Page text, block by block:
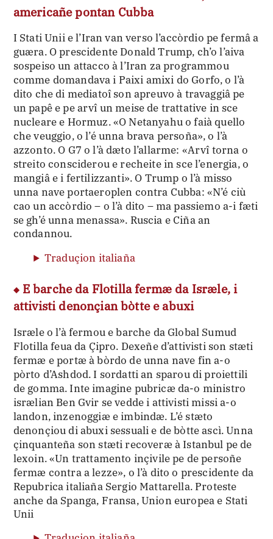
americañe pontan Cubba
I Stati Unii e l’Iran van verso l’accòrdio pe fermâ a
guæra. O prescidente Donald Trump, ch’o l’aiva
sospeiso un attacco à l’Iran za programmou
comme domandava i Paixi amixi do Gorfo, o l’à
dito che di mediatoî son apreuvo à travaggiâ pe
un papê e pe arvî un meise de trattative in sce
nucleare e Hormuz. «O Netanyahu o faià quello
che veuggio, o l’é unna brava persoña», o l’à
azzonto. O G7 o l’à dæto l’allarme: «Arvî torna o
streito consciderou e recheite in sce l’energia, o
mangiâ e i fertilizzanti». O Trump o l’à misso
unna nave portaeroplen contra Cubba: «N’é ciù
cao un accòrdio – o l’à dito – ma passiemo a-i fæti
se gh’é unna menassa». Ruscia e Ciña an
condannou.
Traduçion italiaña
E barche da Flotilla fermæ da Isræle, i
attivisti denonçian bòtte e abuxi
Isræle o l’à fermou e barche da Global Sumud
Flotilla feua da Çipro. Dexeñe d’attivisti son stæti
fermæ e portæ à bòrdo de unna nave fin a-o
pòrto d’Ashdod. I sordatti an sparou di proiettili
de gomma. Inte imagine pubricæ da-o ministro
isrælian Ben Gvir se vedde i attivisti missi a-o
landon, inzenoggiæ e imbindæ. L’é stæto
denonçiou di abuxi sessuali e de bòtte ascì. Unna
çinquanteña son stæti recoveræ à Istanbul pe de
lexoin. «Un trattamento inçivile pe de persoñe
fermæ contra a lezze», o l’à dito o prescidente da
Repubrica italiaña Sergio Mattarella. Proteste
anche da Spanga, Fransa, Union europea e Stati
Unii